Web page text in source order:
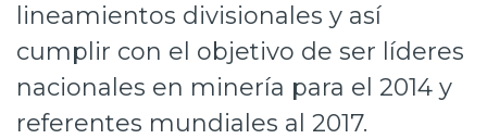
Inversionistas
Prensa
Trabaja en Codelco
lineamientos divisionales y así
cumplir con el objetivo de ser líderes
nacionales en minería para el 2014 y
referentes mundiales al 2017.